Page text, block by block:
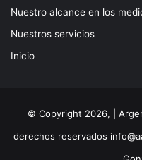
Nuestro alcance en los
Nuestros servicios
Inicio
© Copyright 2026, |
derechos reservados